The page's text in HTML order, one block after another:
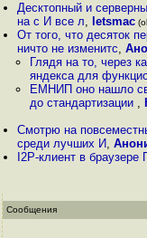
Десктопный и
на с И все л, letsmac
От того, что десяток
ничто не изменитс,
Глядя на то, через
яндекса для
ЕМНИП оно нашло
до стандартизации ,
Смотрю на
среди лучших И,
I2P-клиент в браузере
Сообщения